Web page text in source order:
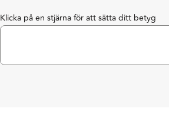
Klicka på en stjärna för att sätta ditt betyg